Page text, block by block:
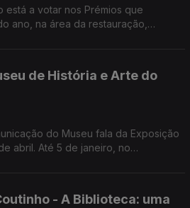
está a votar nos Prémios que
ano, na área da restauração,
de História e Arte do
do Museu fala da Exposição
abril. Até 5 de janeiro, no
- A Biblioteca: uma